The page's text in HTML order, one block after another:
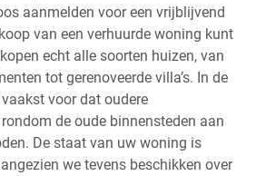
aanmelden voor een vrijblijvend
van een verhuurde woning kunt
echt alle soorten huizen, van
tot gerenoveerde villa’s. In de
voor dat oudere
de oude binnensteden aan
De staat van uw woning is
we tevens beschikken over